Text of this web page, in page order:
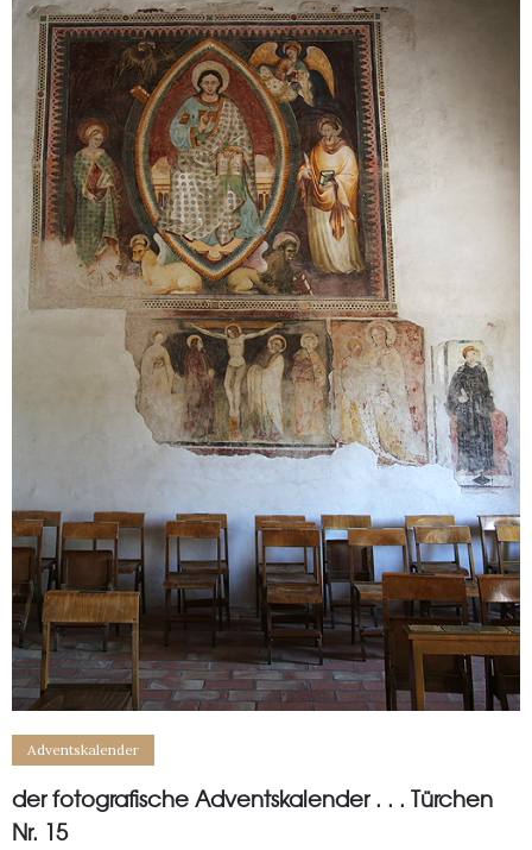
Adventskalender
der fotografische Adventskalender . . . Türchen
Nr. 15